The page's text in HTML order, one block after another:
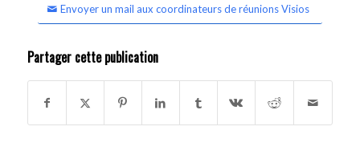
Envoyer un mail aux coordinateurs de réunions Visios
Partager cette publication